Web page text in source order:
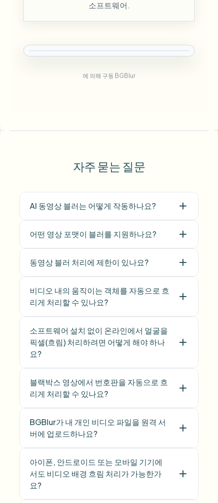
소프트웨어.
에 의해 구동 BGBlur
자주 묻는 질문
AI 동영상 블러는 어떻게 작동하나요?
어떤 영상 포맷이 블러를 지원하나요?
동영상 블러 처리에 제한이 있나요?
비디오 내의 움직이는 객체를 자동으로 흐
리게 처리할 수 있나요?
소프트웨어 설치 없이 온라인에서 얼굴을
픽셀(흐림) 처리하려면 어떻게 해야 하나
요?
블랙박스 영상에서 번호판을 자동으로 흐
리게 처리할 수 있나요?
BGBlur가 내 개인 비디오 파일을 원격 서
버에 업로드하나요?
아이폰, 안드로이드 또는 모바일 기기에
서도 비디오 배경 흐림 처리가 가능한가
요?